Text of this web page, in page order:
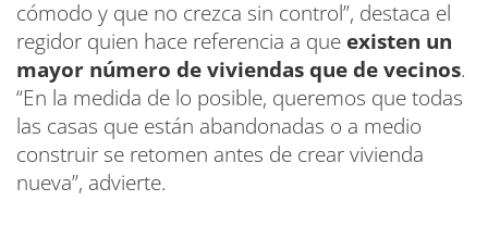
cómodo y que no crezca sin control”, destaca el
regidor quien hace referencia a que existen un
mayor número de viviendas que de vecinos.
“En la medida de lo posible, queremos que todas
las casas que están abandonadas o a medio
construir se retomen antes de crear vivienda
nueva”, advierte.